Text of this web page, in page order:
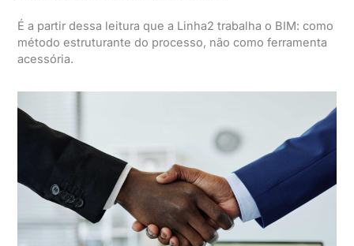
É a partir dessa leitura que a Linha2 trabalha o BIM: como
método estruturante do processo, não como ferramenta
acessória.